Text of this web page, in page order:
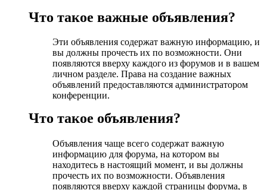
Что такое важные объявления?
Эти объявления содержат важную информацию, и
вы должны прочесть их по возможности. Они
появляются вверху каждого из форумов и в вашем
личном разделе. Права на создание важных
объявлений предоставляются администратором
конференции.
Что такое объявления?
Объявления чаще всего содержат важную
информацию для форума, на котором вы
находитесь в настоящий момент, и вы должны
прочесть их по возможности. Объявления
появляются вверху каждой страницы форума, в